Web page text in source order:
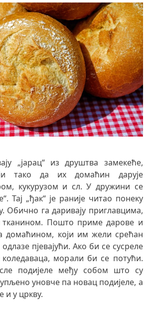
„јарац“ из друштва замекеће,
тако да их домаћин дарује
кукурузом и сл. У дружини се
Тај „ђак“ је раније читао понеку
Обично га даривају приглавцима,
Пошто приме дарове и
домаћином, који им жели срећан
пјевајући. Ако би се сусреле
коледаваца, морали би се потући.
подијеле међу собом што су
уновче па новац подијеле, а
и у цркву.